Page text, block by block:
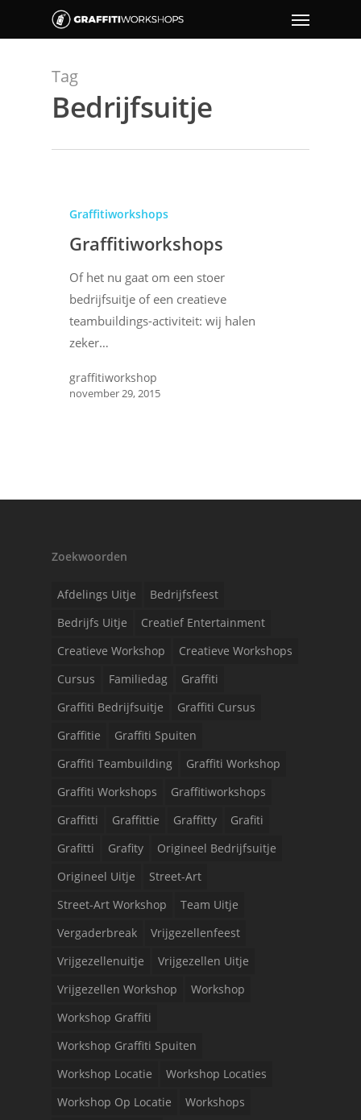
Tag
Bedrijfsuitje
Graffitiworkshops
Graffitiworkshops
Of het nu gaat om een stoer
bedrijfsuitje of een creatieve
teambuildings-activiteit: wij halen
zeker…
graffitiworkshop
november 29, 2015
Zoekwoorden
Afdelings Uitje
Bedrijfsfeest
Bedrijfs Uitje
Creatief Entertainment
Creatieve Workshop
Creatieve Workshops
Cursus
Familiedag
Graffiti
Graffiti Bedrijfsuitje
Graffiti Cursus
Graffitie
Graffiti Spuiten
Graffiti Teambuilding
Graffiti Workshop
Graffiti Workshops
Graffitiworkshops
Graffitti
Graffittie Graffitty
Grafiti
Grafitti
Grafity
Origineel Bedrijfsuitje
Origineel Uitje
Street-Art
Street-Art Workshop
Team Uitje
Vergaderbreak
Vrijgezellenfeest
Vrijgezellenuitje
Vrijgezellen Uitje
Vrijgezellen Workshop
Workshop
Workshop Graffiti
Workshop Graffiti Spuiten
Workshop Locatie
Workshop Locaties
Workshop Op Locatie
Workshops